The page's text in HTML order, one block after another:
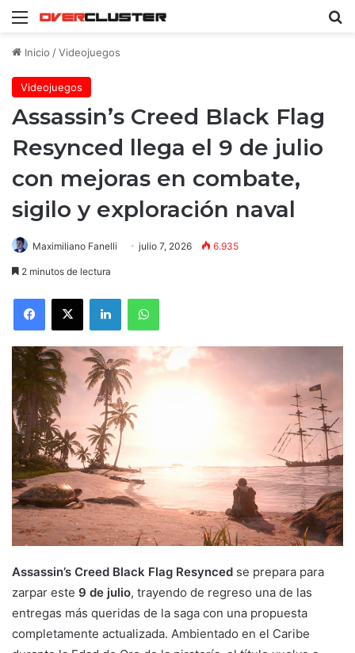
Menú
Inicio /Videojuegos
Videojuegos
Assassin’s Creed Black Flag
Resynced llega el 9 de julio
con mejoras en combate,
sigilo y exploración naval
Maximiliano Fanelli julio 7, 2026 6.935
2 minutos de lectura
Facebook
X LinkedInWhatsApp
Assassin’s Creed Black Flag Resynced se prepara para
zarpar este 9 de julio, trayendo de regreso una de las
entregas más queridas de la saga con una propuesta
completamente actualizada. Ambientado en el Caribe